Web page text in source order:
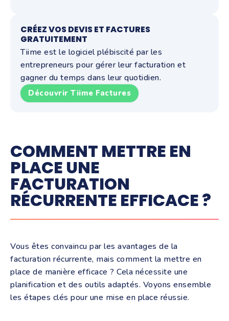
CRÉEZ VOS DEVIS ET FACTURES
GRATUITEMENT
Tiime est le logiciel plébiscité par les
entrepreneurs pour gérer leur facturation et
gagner du temps dans leur quotidien.
Découvrir Tiime Factures
COMMENT METTRE EN
PLACE UNE
FACTURATION
RÉCURRENTE EFFICACE ?
Vous êtes convaincu par les avantages de la
facturation récurrente, mais comment la mettre en
place de manière efficace ? Cela nécessite une
planification et des outils adaptés. Voyons ensemble
les étapes clés pour une mise en place réussie.